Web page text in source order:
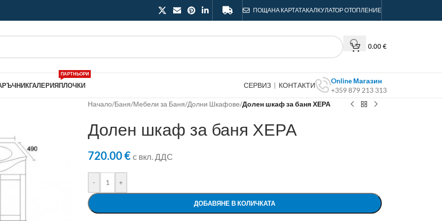
ПОЩАНА КАРТАТАКАЛКУЛАТОР ОТОПЛЕНИЕ
0.00€
ГАЛЕРИЯПЛОЧКИ
ПАРТНЬОРИ
СЕРВИЗ | КОНТАКТИ
Online Магазин
+359 879 213 313
Начало/Баня/Мебели за Баня/Долни Шкафове/Долен шкаф за баня ХЕРА
Долен шкаф за баня ХЕРА
720.00€с вкл. ДДС
- +
ДОБАВЯНЕ В КОЛИЧКАТА